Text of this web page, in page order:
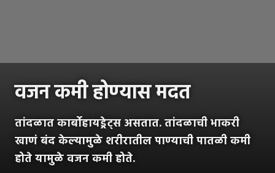
वजन कमी होण्यास मदत
तांदळात कार्बोहायड्रेट्स असतात. तांदळाची भाकरी
खाणं बंद केल्यामुळे शरीरातील पाण्याची पातळी कमी
होते यामुळे वजन कमी होते.